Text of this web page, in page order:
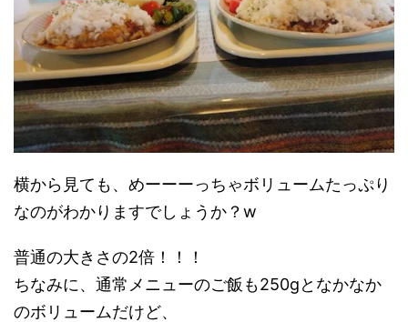
横から見ても、めーーーっちゃボリュームたっぷり
なのがわかりますでしょうか？w
普通の大きさの2倍！！！
ちなみに、通常メニューのご飯も250gとなかなか
のボリュームだけど、